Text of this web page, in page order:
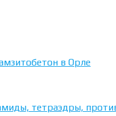
в Орле
тетраэдры,